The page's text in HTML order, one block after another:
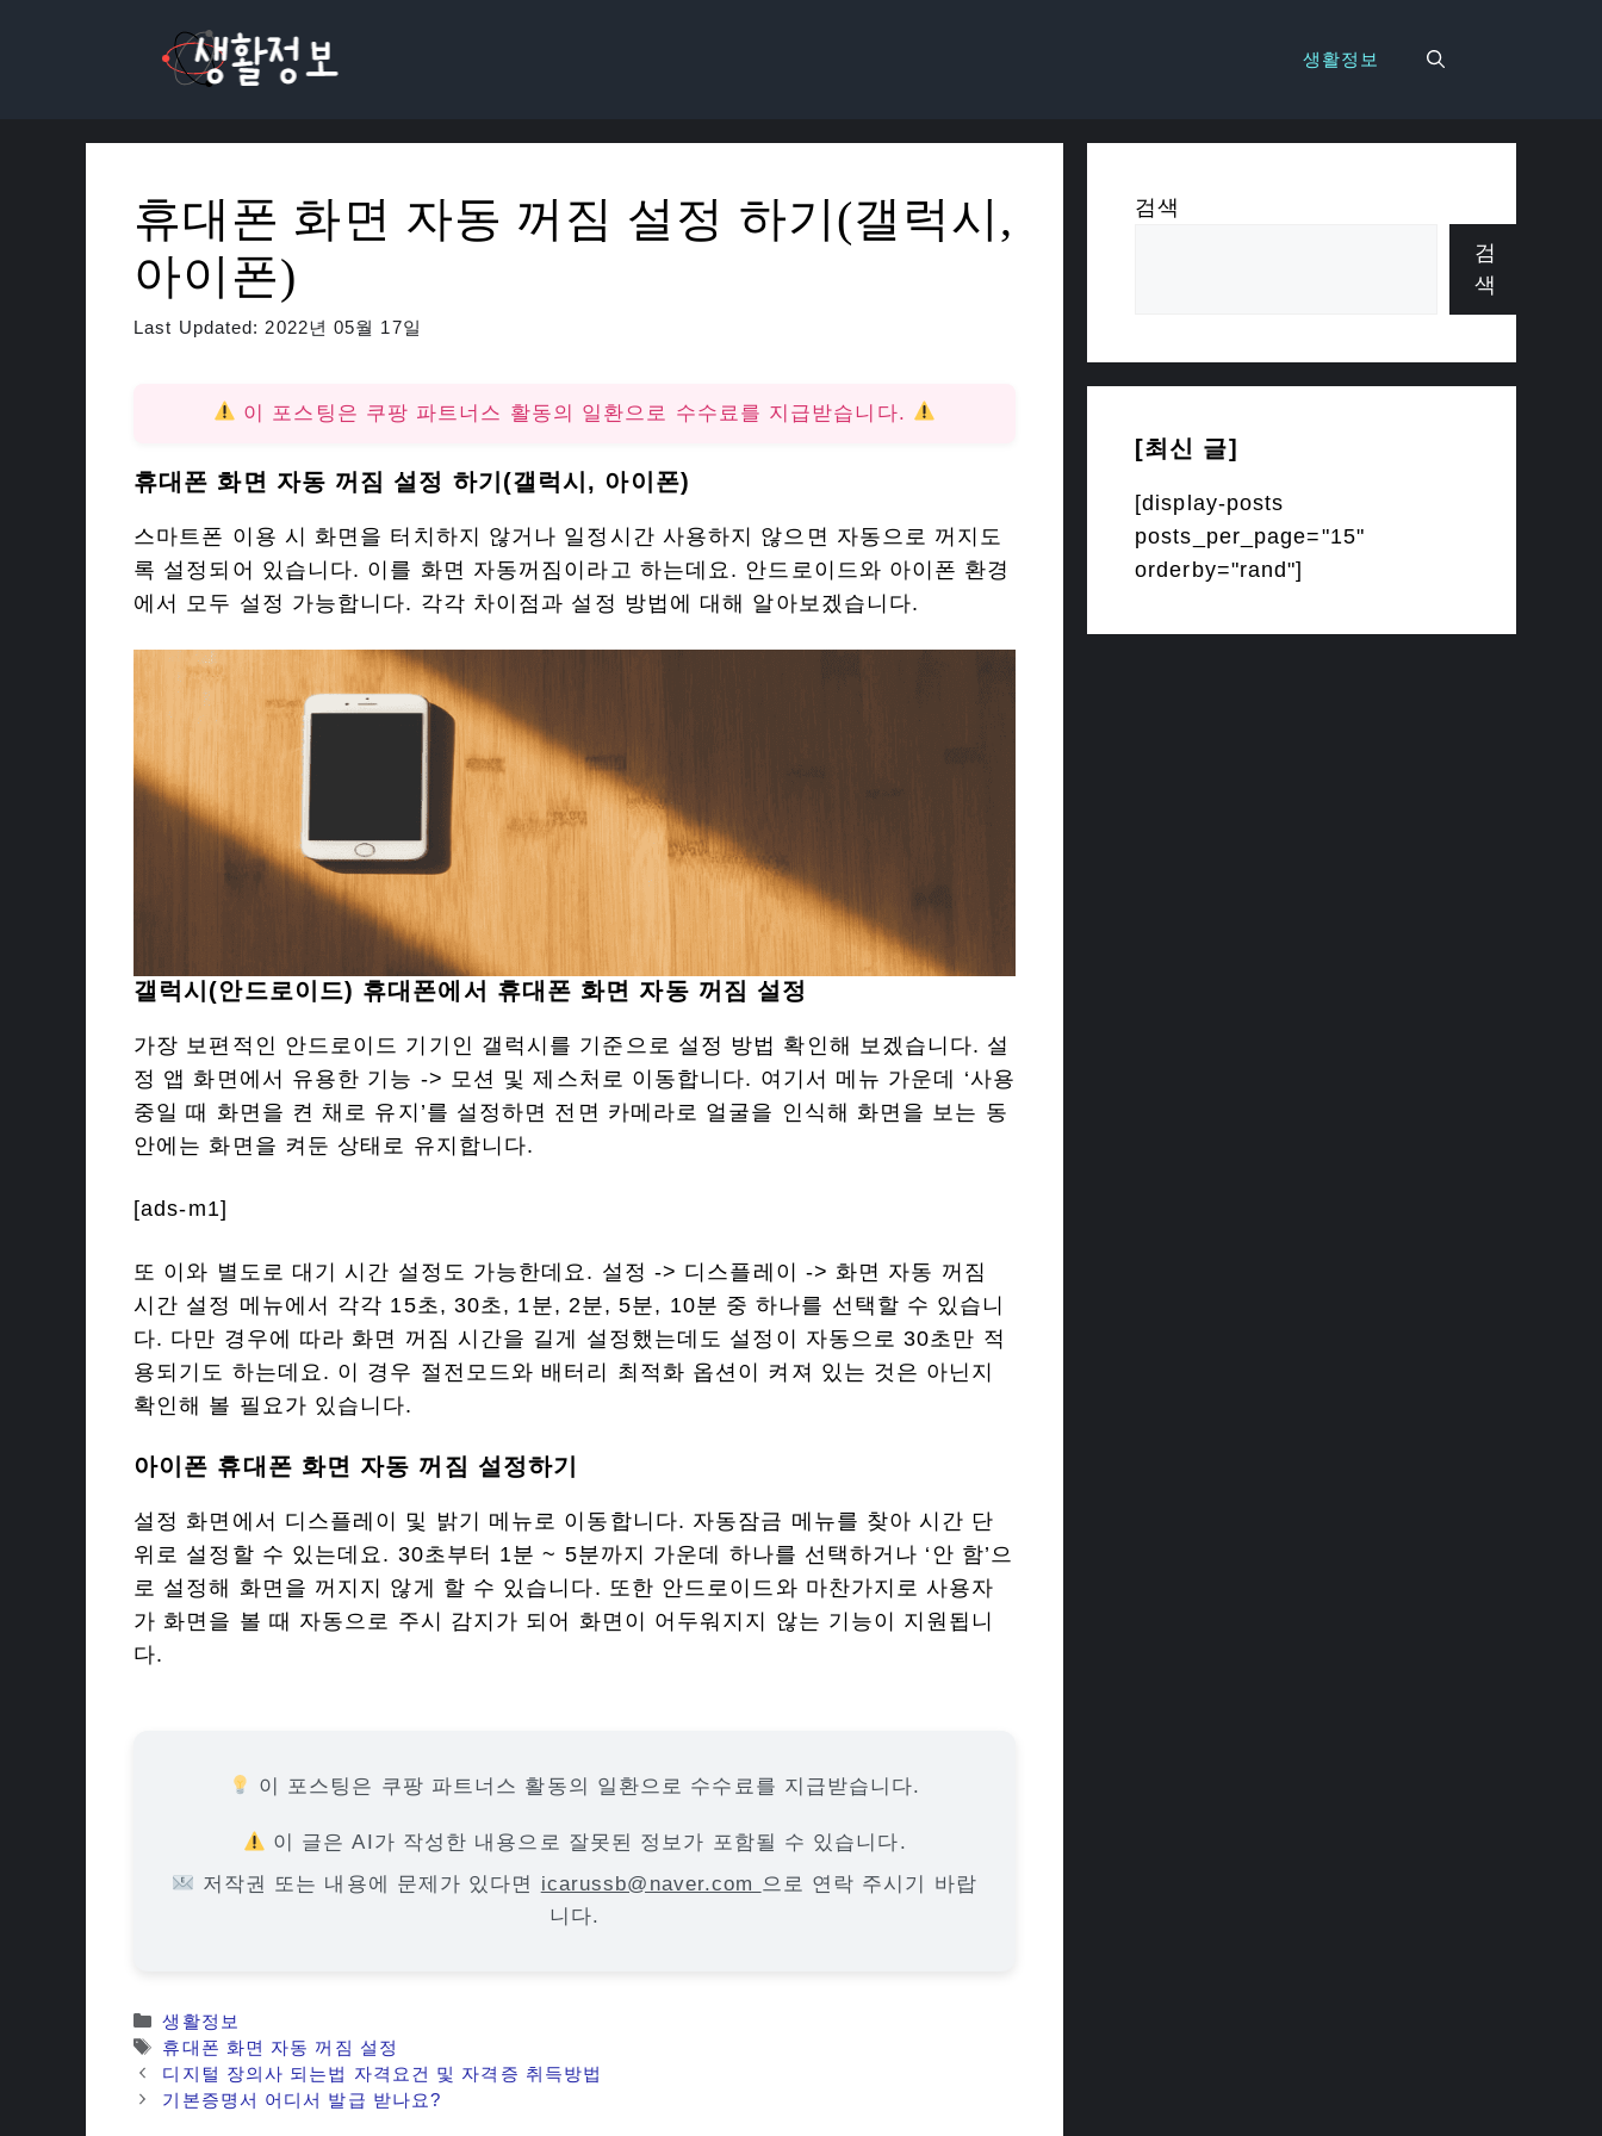
생활정보
휴대폰 화면 자동 꺼짐 설정 하기(갤럭시,
아이폰)
Last Updated: 2022년 05월 17일
이 포스팅은 쿠팡 파트너스 활동의 일환으로 수수료를 지급받습니다.
휴대폰 화면 자동 꺼짐 설정 하기(갤럭시, 아이폰)
스마트폰 이용 시 화면을 터치하지 않거나 일정시간 사용하지 않으면 자동으로 꺼지도
록 설정되어 있습니다. 이를 화면 자동꺼짐이라고 하는데요. 안드로이드와 아이폰 환경
에서 모두 설정 가능합니다. 각각 차이점과 설정 방법에 대해 알아보겠습니다.
갤럭시(안드로이드) 휴대폰에서 휴대폰 화면 자동 꺼짐 설정
가장 보편적인 안드로이드 기기인 갤럭시를 기준으로 설정 방법 확인해 보겠습니다. 설
정 앱 화면에서 유용한 기능 -> 모션 및 제스처로 이동합니다. 여기서 메뉴 가운데 ‘사용
중일 때 화면을 켠 채로 유지’를 설정하면 전면 카메라로 얼굴을 인식해 화면을 보는 동
안에는 화면을 켜둔 상태로 유지합니다.
[ads-m1]
또 이와 별도로 대기 시간 설정도 가능한데요. 설정 -> 디스플레이 -> 화면 자동 꺼짐
시간 설정 메뉴에서 각각 15초, 30초, 1분, 2분, 5분, 10분 중 하나를 선택할 수 있습니
다. 다만 경우에 따라 화면 꺼짐 시간을 길게 설정했는데도 설정이 자동으로 30초만 적
용되기도 하는데요. 이 경우 절전모드와 배터리 최적화 옵션이 켜져 있는 것은 아닌지
확인해 볼 필요가 있습니다.
아이폰 휴대폰 화면 자동 꺼짐 설정하기
설정 화면에서 디스플레이 및 밝기 메뉴로 이동합니다. 자동잠금 메뉴를 찾아 시간 단
위로 설정할 수 있는데요. 30초부터 1분 ~ 5분까지 가운데 하나를 선택하거나 ‘안 함’으
로 설정해 화면을 꺼지지 않게 할 수 있습니다. 또한 안드로이드와 마찬가지로 사용자
가 화면을 볼 때 자동으로 주시 감지가 되어 화면이 어두워지지 않는 기능이 지원됩니
다.
이 포스팅은 쿠팡 파트너스 활동의 일환으로 수수료를 지급받습니다.
이 글은 AI가 작성한 내용으로 잘못된 정보가 포함될 수 있습니다.
저작권 또는 내용에 문제가 있다면 icarussb@naver.com 으로 연락 주시기 바랍
니다.
카
테
고
리
생활정보
태
그
휴대폰 화면 자동 꺼짐 설정
디지털 장의사 되는법 자격요건 및 자격증 취득방법
기본증명서 어디서 발급 받나요?
검색
검
색
[최신 글]
[display-posts
posts_per_page="15"
orderby="rand"]